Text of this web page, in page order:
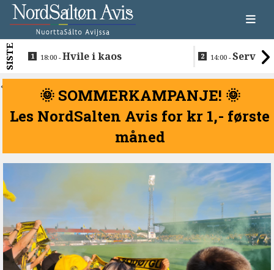
SISTE 18:00 -Hvile i kaos 14:00 -
beboerne
<
🌞 SOMMERKAMPANJE! 🌞
Les NordSalten Avis for kr 1,- første
måned